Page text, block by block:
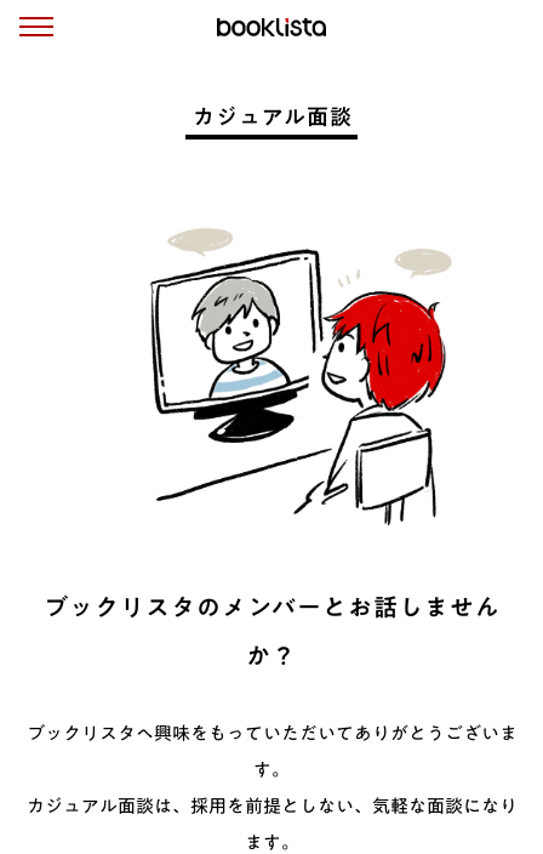
カジュアル面談
ブックリスタのメンバーとお話しません
か？
ブックリスタへ興味をもっていただいてありがとうございま
す。
カジュアル面談は、採用を前提としない、気軽な面談になり
ます。